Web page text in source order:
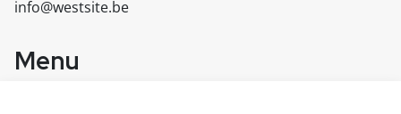
info@westsite.be
Menu